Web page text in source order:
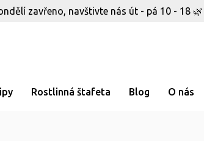
zavřeno, navštivte nás út - pá 10 - 18 🌿
Rostlinná štafeta Blog O nás